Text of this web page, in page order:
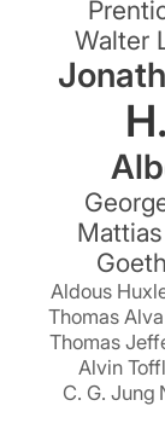
Walter
Aldous
Thomas
Thomas
Alvin
C. G. Jung